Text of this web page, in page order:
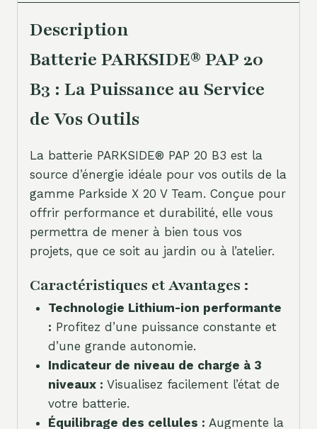
Description
Batterie PARKSIDE® PAP 20
B3 : La Puissance au Service
de Vos Outils
La batterie PARKSIDE® PAP 20 B3 est la
source d’énergie idéale pour vos outils de la
gamme Parkside X 20 V Team. Conçue pour
offrir performance et durabilité, elle vous
permettra de mener à bien tous vos
projets, que ce soit au jardin ou à l’atelier.
Caractéristiques et Avantages :
Technologie Lithium-ion performante
: Profitez d’une puissance constante et
d’une grande autonomie.
Indicateur de niveau de charge à 3
niveaux : Visualisez facilement l’état de
votre batterie.
Équilibrage des cellules : Augmente la